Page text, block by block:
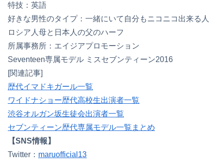
特技：英語
好きな男性のタイプ：一緒にいて自分もニコニコ出来る人
ロシア人母と日本人の父のハーフ
所属事務所：エイジアプロモーション
Seventeen専属モデル ミスセブンティーン2016
[関連記事]
歴代イマドキガール一覧
ワイドナショー歴代高校生出演者一覧
渋谷オルガン坂生徒会出演者一覧
セブンティーン歴代専属モデル一覧まとめ
【SNS情報】
Twitter： maruofficial13